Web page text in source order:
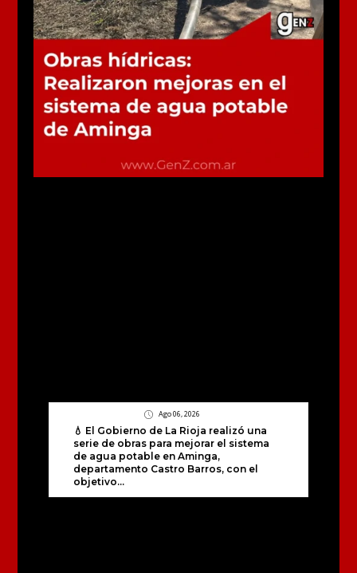
Ago 06, 2026
💧 El Gobierno de La Rioja realizó una
serie de obras para mejorar el sistema
de agua potable en Aminga,
departamento Castro Barros, con el
objetivo...